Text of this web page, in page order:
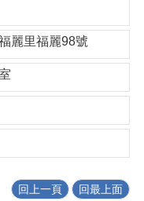
麗里福麗98號
回上一頁 回最上面